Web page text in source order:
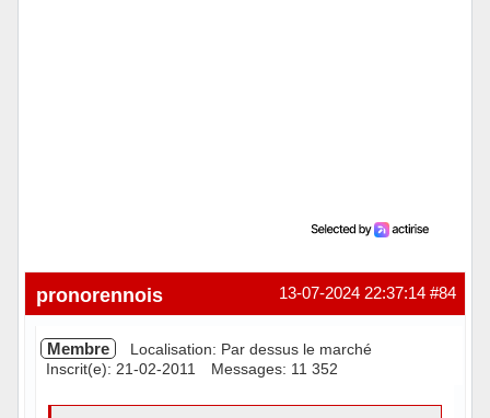
#84
13-07-2024 22:37:14
pronorennois
Membre
Localisation: Par dessus le marché
Inscrit(e): 21-02-2011
Messages: 11 352